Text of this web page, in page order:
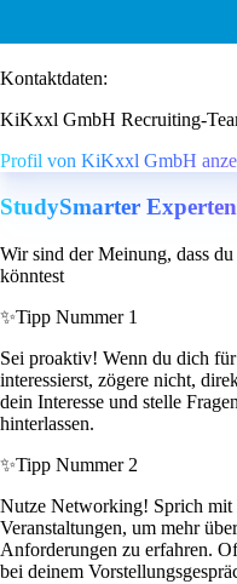
Kontaktdaten:
KiKxxl GmbH Recruiting-
Profil von KiKxxl GmbH
StudySmarter
Wir sind der Meinung, dass
könntest
✨Tipp Nummer 1
Sei proaktiv! Wenn du dich
interessierst, zögere nicht,
dein Interesse und stelle
hinterlassen.
✨Tipp Nummer 2
Nutze Networking! Sprich mit
Veranstaltungen, um mehr
Anforderungen zu erfahren.
bei deinem